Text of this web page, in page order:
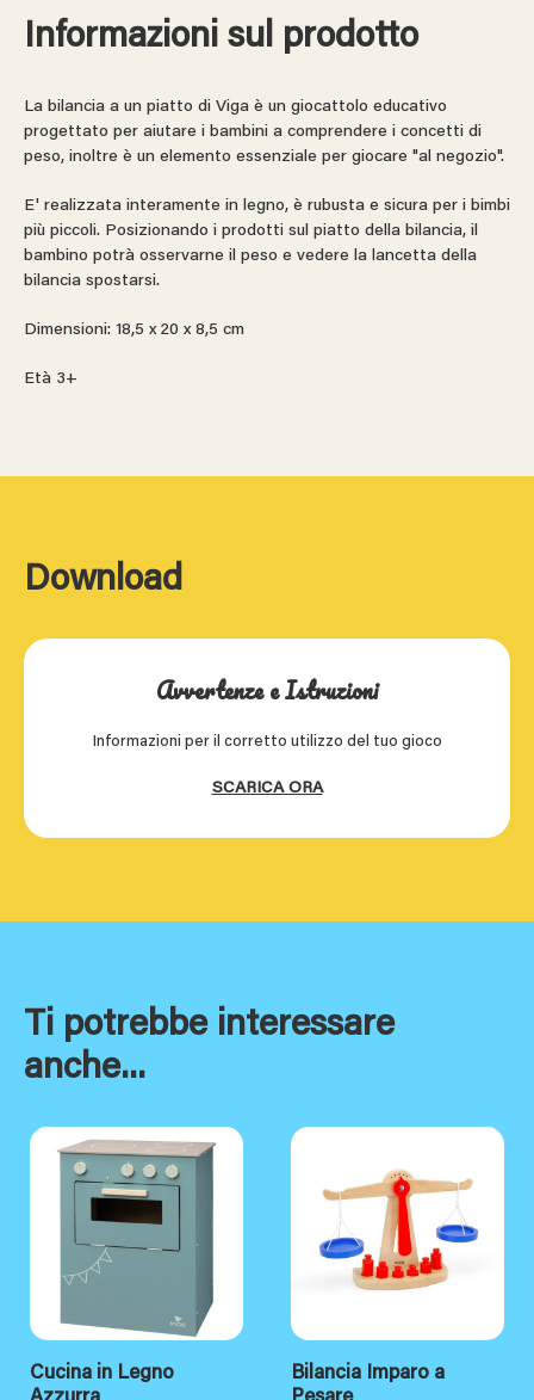
Informazioni sul prodotto
La bilancia a un piatto di Viga è un giocattolo educativo
progettato per aiutare i bambini a comprendere i concetti di
peso, inoltre è un elemento essenziale per giocare "al negozio".
E' realizzata interamente in legno, è rubusta e sicura per i bimbi
più piccoli. Posizionando i prodotti sul piatto della bilancia, il
bambino potrà osservarne il peso e vedere la lancetta della
bilancia spostarsi.
Dimensioni: 18,5 x 20 x 8,5 cm
Età 3+
Download
Avvertenze e Istruzioni
Informazioni per il corretto utilizzo del tuo gioco
SCARICA ORA
Ti potrebbe interessare
anche...
Cucina in Legno
Bilancia Imparo a